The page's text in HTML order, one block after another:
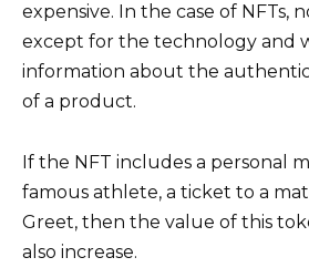
expensive. In the case of NFTs,
except for the technology and
information about the
of a product.
If the NFT includes a personal
famous athlete, a ticket to a
Greet, then the value of this
also increase.